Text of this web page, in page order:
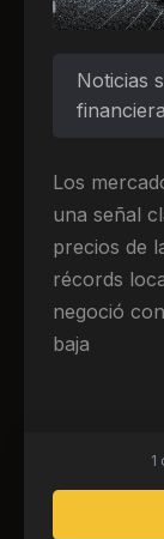
Noticias
Los
una señal
precios de
récords
negoció
baja
1